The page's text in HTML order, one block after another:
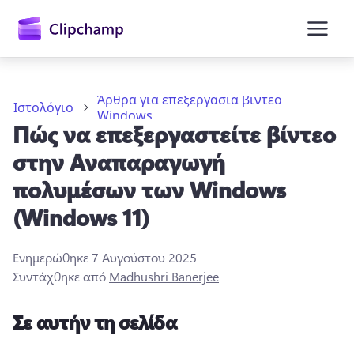
περιεχόμενο
Δωρεάν δοκιμή
Ιστολόγιο
Άρθρα για επεξεργασία βίντεο
Windows
Πώς να επεξεργαστείτε βίντεο
στην Αναπαραγωγή
πολυμέσων των Windows
(Windows 11)
Ενημερώθηκε7 Αυγούστου 2025
Συντάχθηκε από Madhushri Banerjee
Σε αυτήν τη σελίδα